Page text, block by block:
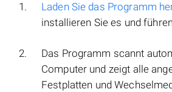
Laden Sie das Programm
installieren Sie es und
Das Programm scannt
Computer und zeigt alle
Festplatten und